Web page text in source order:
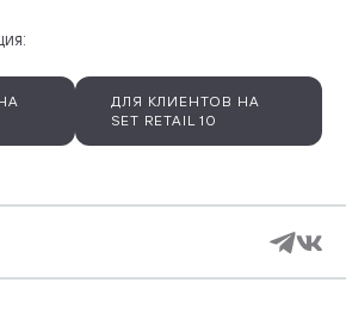
ДЛЯ КЛИЕНТОВ НА
SET RETAIL 10